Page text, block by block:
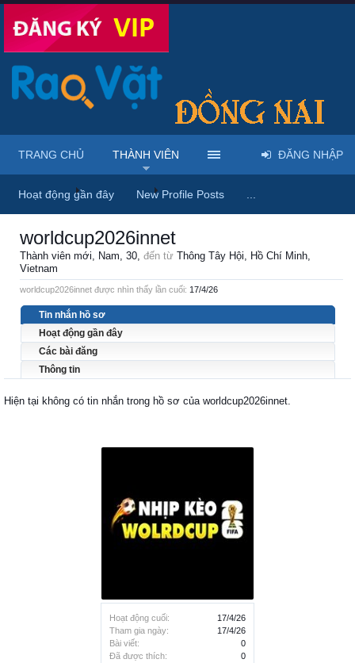
Trang chủ Thành viên worldcup2026innet
Hoạt động cuối:
17/4/26
Tham gia ngày:
17/4/26
Bài viết:
0
Đã được thích:
0
worldcup2026innet
Thành viên mới, Nam, 30, đến từ Thông Tây Hội, Hồ Chí Minh,
Vietnam
worldcup2026innet được nhìn thấy lần cuối: 17/4/26
Tin nhắn hồ sơ
Hoạt động gần đây
Các bài đăng
Thông tin
Hiện tại không có tin nhắn trong hồ sơ của worldcup2026innet.
TRANG CHỦ THÀNH VIÊN
Hoạt động gần đây New Profile Posts
ĐĂNG NHẬP